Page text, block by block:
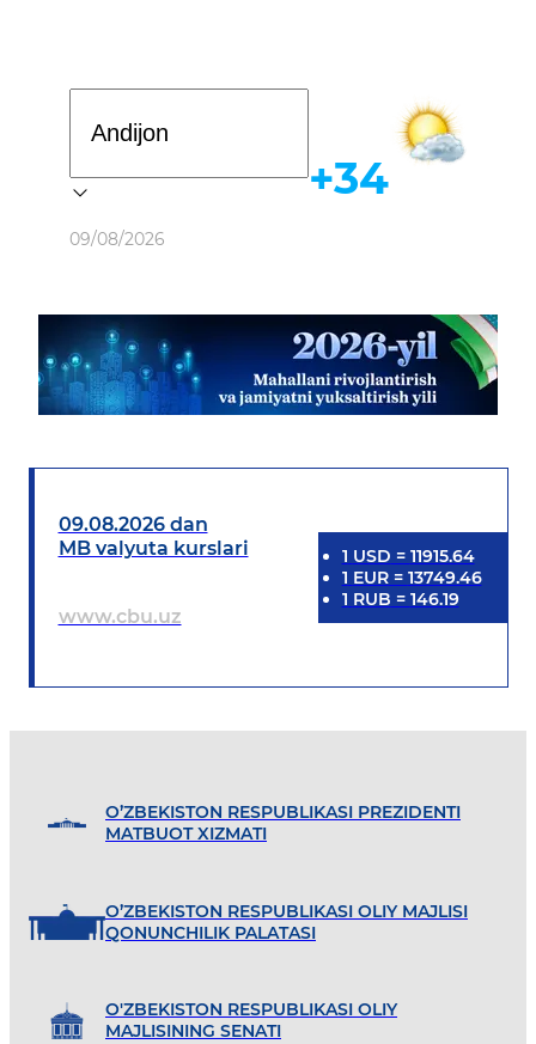
Ob-havo
09/08/2026
+34
09.08.2026 dan
MB valyuta kurslari
www.cbu.uz
1 USD = 11915.64
1 EUR= 13749.46
1 RUB = 146.19
O’ZBEKISTON RESPUBLIKASI PREZIDENTI
MATBUOT XIZMATI
O’ZBEKISTON RESPUBLIKASI OLIY MAJLISI
QONUNCHILIK PALATASI
O'ZBEKISTON RESPUBLIKASI OLIY
MAJLISINING SENATI